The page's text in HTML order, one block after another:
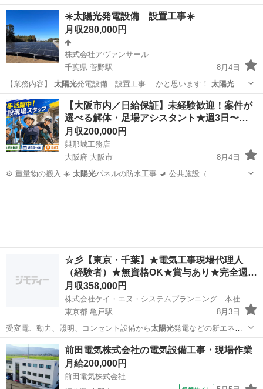
経験でもクロ…
東京 新宿区 新宿駅 ルートセールス
☀️太陽光発電設備 設置工事☀️
月収280,000円
株式会社アヴァンサール
千葉県 菅野駅
8月4日
【業務内容】 太陽光発電設備 設置工事… かと思います！ 太陽光発
電工事経験者、職…
千葉 市川市 菅野駅 その他 健康保険
【大阪市内／日給保証】未経験歓迎！案件が
選べる解体・足場アシスタント★週3日〜…
月収200,000円
與那城工務店
大阪府 大阪市
8月4日
⚙️ 重量物の搬入 ☀️ 太陽光 パネルの防水工事 🚽 公共施設（…
☆彡【東京・千葉】★電気工事現場代理人
（経験者）★無資格OK★賞与あり★完全週…
月収358,000円
株式会社ケイ・エヌ・システムプランニング 本社
東京都 亀戸駅
8月3日
受変電、動力、照明、コンセント設備から 太陽光発電などの新エネ設
備まで、 建物のエ…
東京 江東区 亀戸駅 電気
前田電気株式会社の電気設備工事・現場作業
月給200,000円
前田電気株式会社